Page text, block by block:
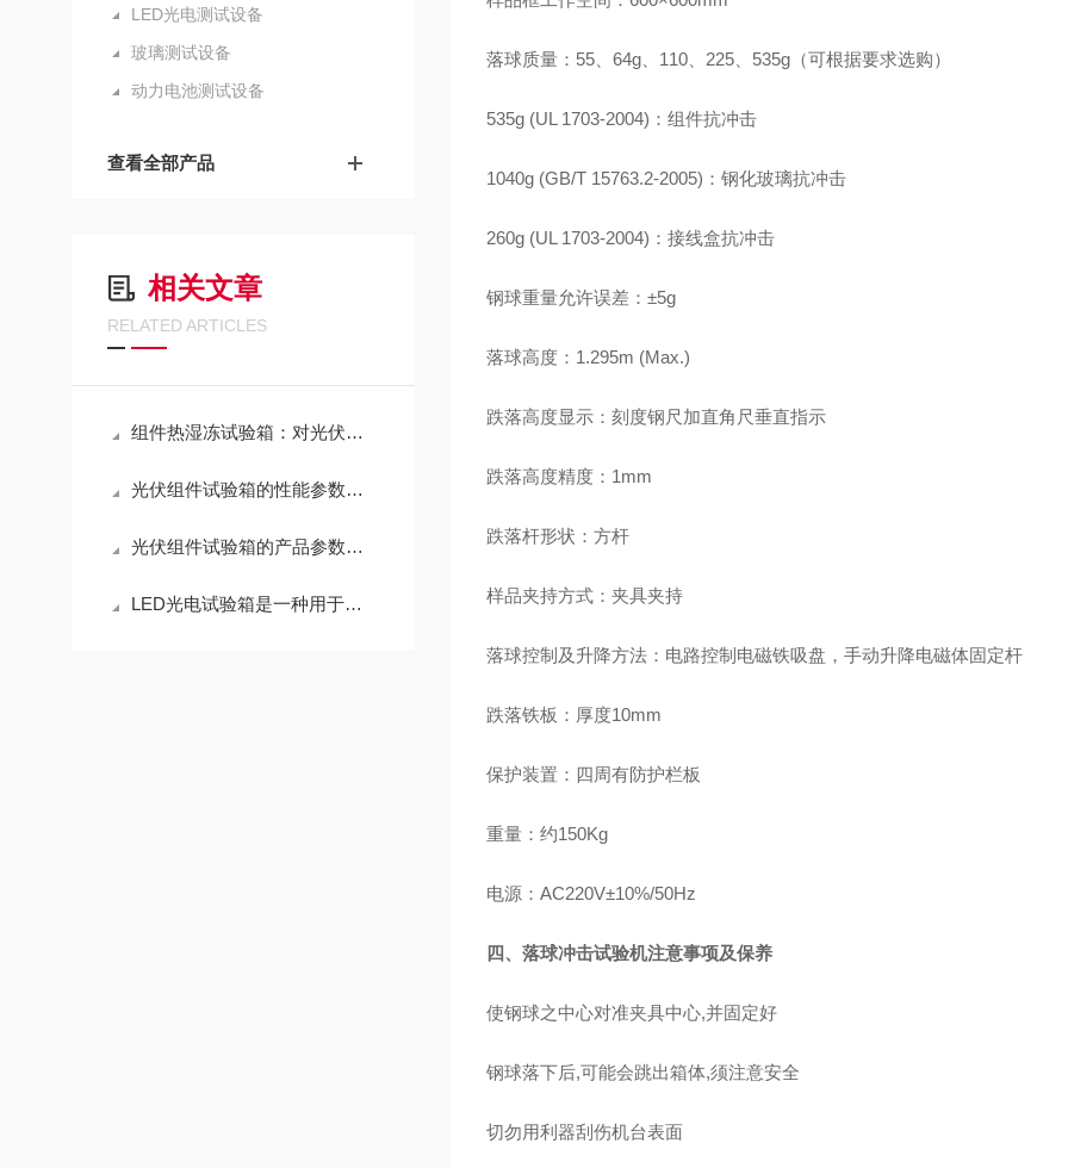
LED光电测试设备
玻璃测试设备
动力电池测试设备
查看全部产品
相关文章
RELATED ARTICLES
组件热湿冻试验箱：对光伏组件等材料进行可靠性测试
光伏组件试验箱的性能参数介绍
光伏组件试验箱的产品参数及性能介绍
LED光电试验箱是一种用于测试LED光电性能和环境适应性的设备
落球质量： 55、64g、110、225、535g（可根据要求选购）
535g (UL 1703-2004) ：组件抗冲击
1040g (GB/T 15763.2-2005) ：钢化玻璃抗冲击
260g (UL 1703-2004) ：接线盒抗冲击
钢球重量允许误差：±5g
落球高度：1.295m (Max.)
跌落高度显示：刻度钢尺加直角尺垂直指示
跌落高度精度：1mm
跌落杆形状：方杆
样品夹持方式：夹具夹持
落球控制及升降方法： 电路控制电磁铁吸盘，手动升降电磁体固定杆
跌落铁板：厚度10mm
保护装置：四周有防护栏板
重量：约150Kg
电源：AC220V±10%/50Hz
四、 落球冲击试验机注意事项及保养
使钢球之中心对准夹具中心,并固定好
钢球落下后,可能会跳出箱体,须注意安全
切勿用利器刮伤机台表面